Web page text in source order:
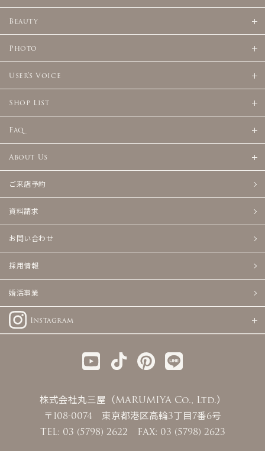
Beauty
Photo
User's Voice
Shop List
Faq
About Us
ご来店予約
資料請求
お問い合わせ
採用情報
婚活事業
Instagram
株式会社丸三屋（MARUMIYA Co., Ltd.）
〒108-0074 東京都港区高輪3丁目7番6号
TEL: 03 (5798) 2622 FAX: 03 (5798) 2623